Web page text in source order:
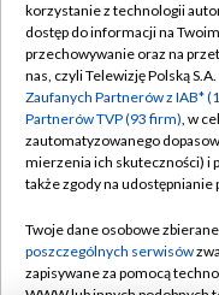
Abonament TVP
Emisja w TVP
Centrum informacji
Naziemna Telewizja
Rada Programowa
System NOS
korzystanie z technologii
dostęp do informacji na
przechowywanie oraz na
nas, czyli Telewizję Polską
Zaufanych Partnerów z IAB*
Partnerów TVP (93 firm), w
zautomatyzowanego
mierzenia ich skuteczności) i
także zgody na udostępnianie
Twoje dane osobowe
poszczególnych serwisów
zapisywane za pomocą